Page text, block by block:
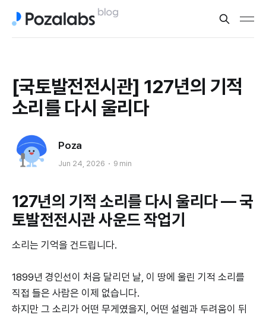
[국토발전전시관] 127년의 기적
소리를 다시 울리다
Poza
Jun 24, 2026 9 min
127년의 기적 소리를 다시 울리다 — 국
토발전전시관 사운드 작업기
소리는 기억을 건드립니다.
1899년 경인선이 처음 달리던 날, 이 땅에 울린 기적 소리를
직접 들은 사람은 이제 없습니다.
하지만 그 소리가 어떤 무게였을지, 어떤 설렘과 두려움이 뒤